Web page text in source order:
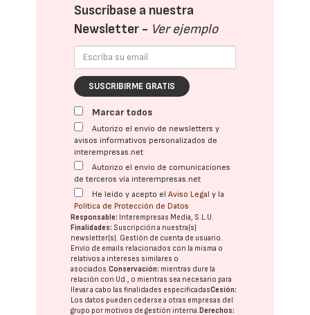
Suscríbase a nuestra
Newsletter - Ver ejemplo
SUSCRIBIRME GRATIS
Marcar todos
Autorizo el envío de newsletters y
avisos informativos personalizados de
interempresas.net
Autorizo el envío de comunicaciones
de terceros vía interempresas.net
He leído y acepto elAviso Legal y la
Política de Protección de Datos
Responsable: Interempresas Media, S.L.U.
Finalidades: Suscripción a nuestra(s)
newsletter(s). Gestión de cuenta de usuario.
Envío de emails relacionados con la misma o
relativos a intereses similares o
asociados.Conservación: mientras dure la
relación con Ud., o mientras sea necesario para
llevar a cabo las finalidades especificadasCesión:
Los datos pueden cederse a otras empresas del
grupo por motivos de gestión interna.Derechos: